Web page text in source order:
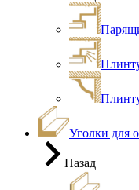
Уголки для
Назад